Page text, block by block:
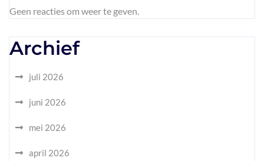
Geen reacties om weer te geven.
Archief
juli 2026
juni 2026
mei 2026
april 2026